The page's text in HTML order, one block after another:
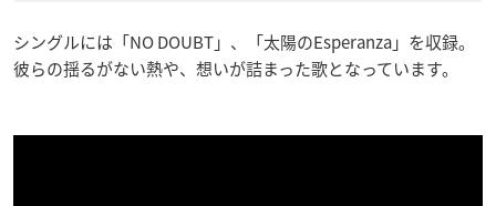
シングルには「NO DOUBT」、「太陽のEsperanza」を収録。
彼らの揺るがない熱や、想いが詰まった歌となっています。